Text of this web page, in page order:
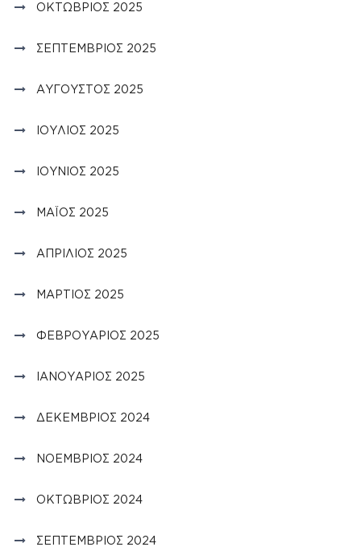
ΟΚΤΏΒΡΙΟΣ 2025
ΣΕΠΤΈΜΒΡΙΟΣ 2025
ΑΎΓΟΥΣΤΟΣ 2025
ΙΟΎΛΙΟΣ 2025
ΙΟΎΝΙΟΣ 2025
ΜΆΙΟΣ 2025
ΑΠΡΊΛΙΟΣ 2025
ΜΆΡΤΙΟΣ 2025
ΦΕΒΡΟΥΆΡΙΟΣ 2025
ΙΑΝΟΥΆΡΙΟΣ 2025
ΔΕΚΈΜΒΡΙΟΣ 2024
ΝΟΈΜΒΡΙΟΣ 2024
ΟΚΤΏΒΡΙΟΣ 2024
ΣΕΠΤΈΜΒΡΙΟΣ 2024